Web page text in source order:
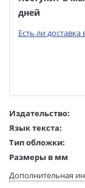
дней
Есть ли
Издательство:
Язык текста:
Тип обложки:
Размеры в мм
Вес:
Дополнительная